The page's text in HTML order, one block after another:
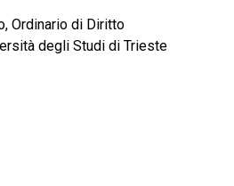
Ordinario di Diritto
degli Studi di Trieste